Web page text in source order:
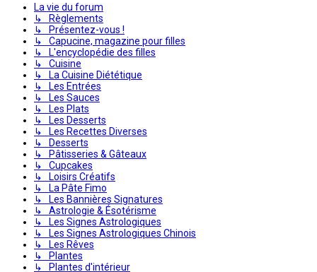
La vie du forum
↳ Règlements
↳ Présentez-vous !
↳ Capucine, magazine pour filles
↳ L'encyclopédie des filles
↳ Cuisine
↳ La Cuisine Diététique
↳ Les Entrées
↳ Les Sauces
↳ Les Plats
↳ Les Desserts
↳ Les Recettes Diverses
↳ Desserts
↳ Pâtisseries & Gâteaux
↳ Cupcakes
↳ Loisirs Créatifs
↳ La Pâte Fimo
↳ Les Bannières Signatures
↳ Astrologie & Ésotérisme
↳ Les Signes Astrologiques
↳ Les Signes Astrologiques Chinois
↳ Les Rêves
↳ Plantes
↳ Plantes d'intérieur